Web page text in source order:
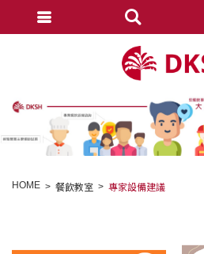
HOME 餐飲教室 專家設備建議
忘記密碼
變更密碼